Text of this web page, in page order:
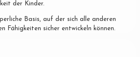
der Kinder.
Basis, auf der sich alle anderen
Fähigkeiten sicher entwickeln können.